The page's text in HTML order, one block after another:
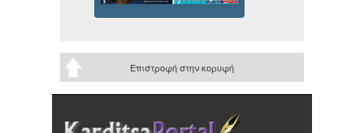
Επιστροφή στην κορυφή